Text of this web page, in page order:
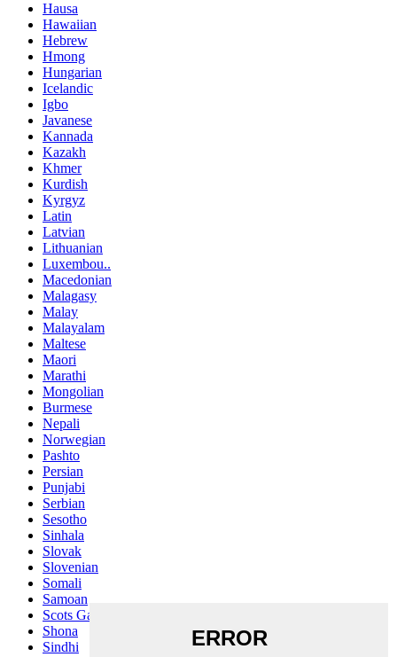
Hausa
Hawaiian
Hebrew
Hmong
Hungarian
Icelandic
Igbo
Javanese
Kannada
Kazakh
Khmer
Kurdish
Kyrgyz
Latin
Latvian
Lithuanian
Luxembou..
Macedonian
Malagasy
Malay
Malayalam
Maltese
Maori
Marathi
Mongolian
Burmese
Nepali
Norwegian
Pashto
Persian
Punjabi
Serbian
Sesotho
Sinhala
Slovak
Slovenian
Somali
Samoan
Scots Gaelic
Shona
Sindhi